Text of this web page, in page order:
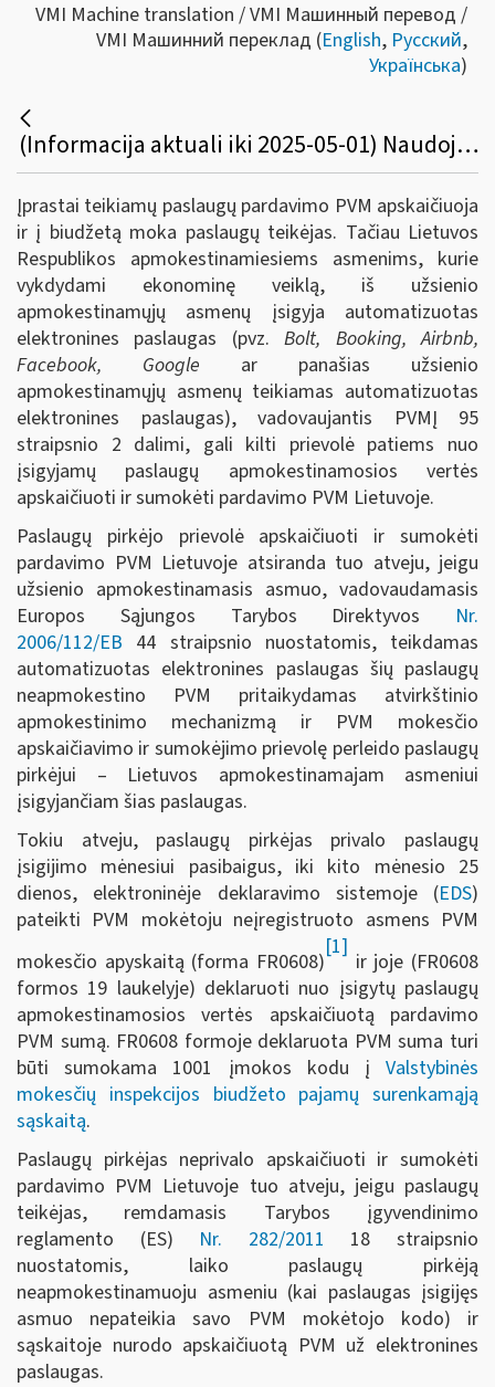
VMI Machine translation / VMI Машинный перевод /
VMI Машинний переклад (English, Русский,
Українська)
(Informacija aktuali iki 2025-05-01) Naudojuosi Bolt, Booking, Airbnb, Facebook, Google ir panašių platformų teikiamomis automatizuotomis elektroninėmis paslaugomis
Įprastai teikiamų paslaugų pardavimo PVM apskaičiuoja
ir į biudžetą moka paslaugų teikėjas. Tačiau Lietuvos
Respublikos apmokestinamiesiems asmenims, kurie
vykdydami ekonominę veiklą, iš užsienio
apmokestinamųjų asmenų įsigyja automatizuotas
elektronines paslaugas (pvz.Bolt, Booking, Airbnb,
Facebook, Google ar panašias užsienio
apmokestinamųjų asmenų teikiamas automatizuotas
elektronines paslaugas), vadovaujantis PVMĮ 95
straipsnio 2 dalimi, gali kilti prievolė patiems nuo
įsigyjamų paslaugų apmokestinamosios vertės
apskaičiuoti ir sumokėti pardavimo PVM Lietuvoje.
Paslaugų pirkėjo prievolė apskaičiuoti ir sumokėti
pardavimo PVM Lietuvoje atsiranda tuo atveju, jeigu
užsienio apmokestinamasis asmuo, vadovaudamasis
Europos Sąjungos Tarybos Direktyvos Nr.
2006/112/EB 44 straipsnio nuostatomis, teikdamas
automatizuotas elektronines paslaugas šių paslaugų
neapmokestino PVM pritaikydamas atvirkštinio
apmokestinimo mechanizmą ir PVM mokesčio
apskaičiavimo ir sumokėjimo prievolę perleido paslaugų
pirkėjui – Lietuvos apmokestinamajam asmeniui
įsigyjančiam šias paslaugas.
Tokiu atveju, paslaugų pirkėjas privalo paslaugų
įsigijimo mėnesiui pasibaigus, iki kito mėnesio 25
dienos, elektroninėje deklaravimo sistemoje (EDS)
pateikti PVM mokėtoju neįregistruoto asmens PVM
mokesčio apyskaitą (forma FR0608)
[1]
ir joje (FR0608
formos 19 laukelyje) deklaruoti nuo įsigytų paslaugų
apmokestinamosios vertės apskaičiuotą pardavimo
PVM sumą. FR0608 formoje deklaruota PVM suma turi
būti sumokama 1001 įmokos kodu į Valstybinės
mokesčių inspekcijos biudžeto pajamų surenkamąją
sąskaitą.
Paslaugų pirkėjas neprivalo apskaičiuoti ir sumokėti
pardavimo PVM Lietuvoje tuo atveju, jeigu paslaugų
teikėjas, remdamasis Tarybos įgyvendinimo
reglamento (ES) Nr. 282/2011 18 straipsnio
nuostatomis, laiko paslaugų pirkėją
neapmokestinamuoju asmeniu (kai paslaugas įsigijęs
asmuo nepateikia savo PVM mokėtojo kodo) ir
sąskaitoje nurodo apskaičiuotą PVM už elektronines
paslaugas.